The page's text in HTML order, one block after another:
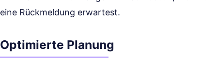
eine Rückmeldung erwartest.
Optimierte Planung